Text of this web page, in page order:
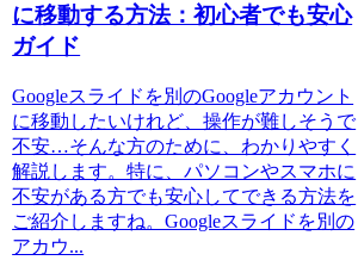
に移動する方法：初心者でも安心
ガイド
Googleスライドを別のGoogleアカウント
に移動したいけれど、操作が難しそうで
不安…そんな方のために、わかりやすく
解説します。特に、パソコンやスマホに
不安がある方でも安心してできる方法を
ご紹介しますね。Googleスライドを別の
アカウ...